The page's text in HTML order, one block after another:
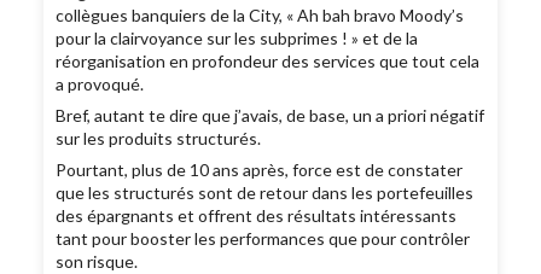
collègues banquiers de la City, « Ah bah bravo Moody’s
pour la clairvoyance sur les subprimes ! » et de la
réorganisation en profondeur des services que tout cela
a provoqué.
Bref, autant te dire que j’avais, de base, un a priori négatif
sur les produits structurés.
Pourtant, plus de 10 ans après, force est de constater
que les structurés sont de retour dans les portefeuilles
des épargnants et offrent des résultats intéressants
tant pour booster les performances que pour contrôler
son risque.